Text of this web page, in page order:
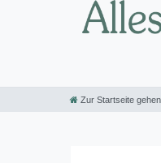
Zur Startseite gehen